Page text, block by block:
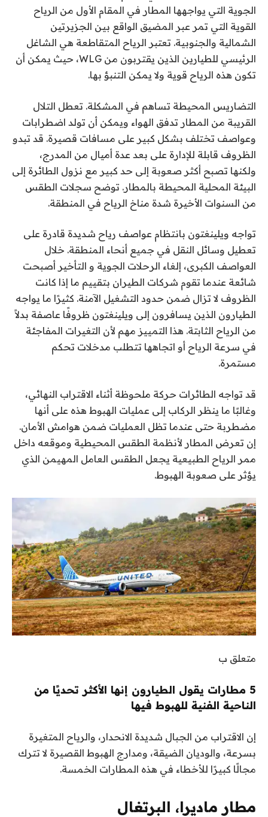
الجوية التي يواجهها المطار في المقام الأول من الرياح
القوية التي تمر عبر المضيق الواقع بين الجزيرتين
الشمالية والجنوبية. تعتبر الرياح المتقاطعة هي الشاغل
الرئيسي للطيارين الذين يقتربون من WLG، حيث يمكن أن
تكون هذه الرياح قوية ولا يمكن التنبؤ بها.
التضاريس المحيطة تساهم في المشكلة. تعطل التلال
القريبة من المطار تدفق الهواء ويمكن أن تولد اضطرابات
وعواصف تختلف بشكل كبير على مسافات قصيرة. قد تبدو
الظروف قابلة للإدارة على بعد عدة أميال من المدرج،
ولكنها تصبح أكثر صعوبة إلى حد كبير مع نزول الطائرة إلى
البيئة المحلية المحيطة بالمطار. توضح سجلات الطقس
من السنوات الأخيرة شدة مناخ الرياح في المنطقة.
تواجه ويلينغتون بانتظام عواصف رياح شديدة قادرة على
تعطيل وسائل النقل في جميع أنحاء المنطقة. خلال
العواصف الكبرى، إلغاء الرحلات الجوية و التأخير أصبحت
شائعة عندما تقوم شركات الطيران بتقييم ما إذا كانت
الظروف لا تزال ضمن حدود التشغيل الآمنة. كثيرًا ما يواجه
الطيارون الذين يسافرون إلى ويلينغتون ظروفًا عاصفة بدلاً
من الرياح الثابتة. هذا التمييز مهم لأن التغيرات المفاجئة
في سرعة الرياح أو اتجاهها تتطلب مدخلات تحكم
مستمرة.
قد تواجه الطائرات حركة ملحوظة أثناء الاقتراب النهائي،
وغالبًا ما ينظر الركاب إلى عمليات الهبوط هذه على أنها
مضطربة حتى عندما تظل العمليات ضمن هوامش الأمان.
إن تعرض المطار لأنظمة الطقس المحيطية وموقعه داخل
ممر الرياح الطبيعية يجعل الطقس العامل المهيمن الذي
يؤثر على صعوبة الهبوط.
متعلق ب
5 مطارات يقول الطيارون إنها الأكثر تحديًا من
الناحية الفنية للهبوط فيها
إن الاقتراب من الجبال شديدة الانحدار، والرياح المتغيرة
بسرعة، والوديان الضيقة، ومدارج الهبوط القصيرة لا تترك
مجالًا كبيرًا للأخطاء في هذه المطارات الخمسة.
مطار ماديرا، البرتغال